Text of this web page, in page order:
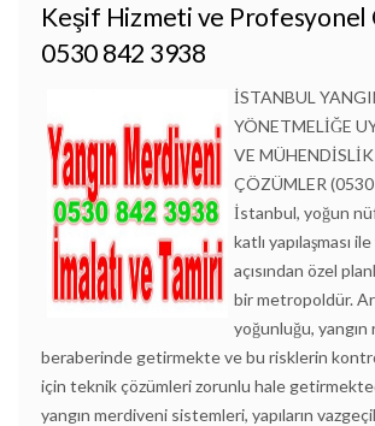
Keşif Hizmeti ve Profesyonel
0530 842 3938
İSTANBUL
YÖNETMELİĞE
VE
ÇÖZÜMLER
İstanbul, yoğun
katlı yapılaşması
açısından özel
bir metropoldür.
yoğunluğu,
beraberinde getirmekte ve bu risklerin kontrol
için teknik çözümleri zorunlu hale
yangın merdiveni sistemleri, yapıların